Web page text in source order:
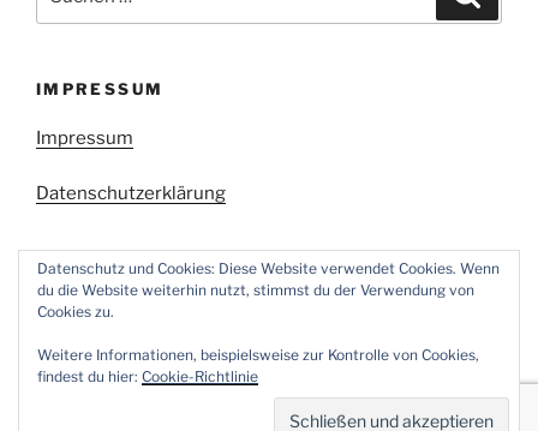
nach:
IMPRESSUM
Impressum
Datenschutzerklärung
Datenschutz und Cookies: Diese Website verwendet Cookies. Wenn
du die Website weiterhin nutzt, stimmst du der Verwendung von
Cookies zu.
Weitere Informationen, beispielsweise zur Kontrolle von Cookies,
findest du hier: Cookie-Richtlinie